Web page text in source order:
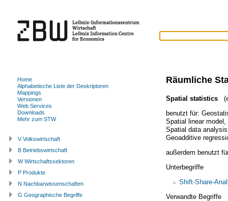
Räumliche
Spatial statistics
benutzt für:
Spatial linear model
Spatial data analysis
Geoadditive
außerdem benutzt
Unterbegriffe
Shift-Share-
Verwandte Begriffe
Home
Alphabetische Liste der Deskriptoren
Mappings
Versionen
Web Services
Downloads
Mehr zum STW
V Volkswirtschaft
B Betriebswirtschaft
W Wirtschaftssektoren
P Produkte
N Nachbarwissenschaften
G Geographische Begriffe